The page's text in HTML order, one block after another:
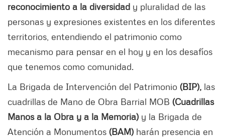
reconocimiento a la diversidad y pluralidad de las
personas y expresiones existentes en los diferentes
territorios, entendiendo el patrimonio como
mecanismo para pensar en el hoy y en los desafíos
que tenemos como comunidad.
La Brigada de Intervención del Patrimonio (BIP), las
cuadrillas de Mano de Obra Barrial MOB (Cuadrillas
Manos a la Obra y a la Memoria) y la Brigada de
Atención a Monumentos (BAM) harán presencia en